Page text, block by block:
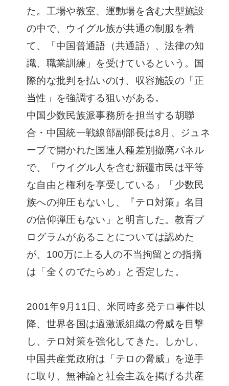
た。工場や教室、運動場を含む大型施設
の中で、ウイグル族が共通の制服を着
て、「中国普通語（共通語）、法律の知
識、職業訓練」を受けているという。国
際的な批判を払いのけ、収容施設の「正
当性」を強調する狙いがある。
中国少数民族派事務所を担当する胡聯
合・中国統一戦線部副部長は8月、ジュネ
ーブで開かれた国連人種差別撤廃パネル
で、「ウイグル人を含む新疆市民は平等
な自由と権利を享受している」「少数民
族への抑圧もないし、『テロ対策』名目
の信仰弾圧もない」と明言した。教育プ
ログラムがあることについては認めた
が、100万に上る人の不当拘留との指摘
は「全くのでたらめ」と否定した。
2001年9月11日、米同時多発テロ事件以
降、世界各国は過激派組織の脅威を目撃
し、テロ対策を強化してきた。しかし、
中国共産党政府は「テロの脅威」を逆手
に取り、無神論と社会主義を掲げる共産